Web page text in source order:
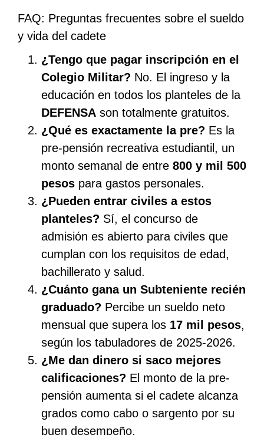
FAQ: Preguntas frecuentes sobre el sueldo
y vida del cadete
¿Tengo que pagar inscripción en el
Colegio Militar? No. El ingreso y la
educación en todos los planteles de la
DEFENSA son totalmente gratuitos.
¿Qué es exactamente la pre? Es la
pre-pensión recreativa estudiantil, un
monto semanal de entre 800 y mil 500
pesos para gastos personales.
¿Pueden entrar civiles a estos
planteles? Sí, el concurso de
admisión es abierto para civiles que
cumplan con los requisitos de edad,
bachillerato y salud.
¿Cuánto gana un Subteniente recién
graduado? Percibe un sueldo neto
mensual que supera los 17 mil pesos,
según los tabuladores de 2025-2026.
¿Me dan dinero si saco mejores
calificaciones? El monto de la pre-
pensión aumenta si el cadete alcanza
grados como cabo o sargento por su
buen desempeño.